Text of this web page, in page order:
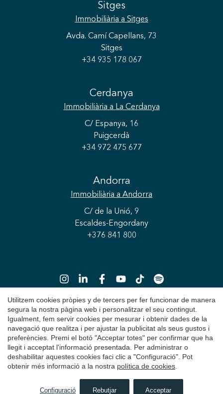
Sitges
Immobiliària a Sitges
Avda. Camí Capellans, 73
Sitges
+34 935 178 067
Cerdanya
Immobiliària a La Cerdanya
C/ Espanya, 16
Puigcerdà
+34 972 475 677
Andorra
Immobiliària a Andorra
C/ de la Unió, 9
Escaldes-Engordany
+376 841 800
Copyright 2026 © Durán Carasso
Avís Legal
Política de Privacitat
Utilitzem cookies pròpies y de tercers per fer funcionar de manera
segura la nostra pàgina web i personalitzar el seu contingut.
Igualment, fem servir cookies per mesurar i obtenir dades de la
navegació que realitza i per ajustar la publicitat als seus gustos i
preferències. Premi el botó "Acceptar totes" per confirmar que ha
llegit i acceptat l'informació presentada. Per administrar o
deshabilitar aquestes cookies faci clic a "Configuració". Pot
obtenir més informació a la nostra política de cookies.
Configuració Rebutjar Acceptar